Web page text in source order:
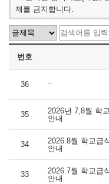
제를 금지합니다.
번호
36 ..
35
2026년 7,8월 학
안내
34
2026.8월 학교급
안내
33
2026.7월 학교급
안내